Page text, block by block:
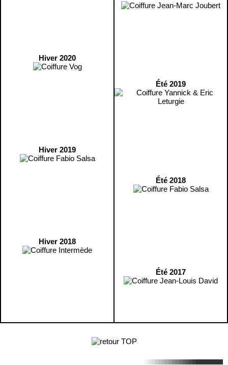
Hiver 2020
Hiver 2019
Hiver 2018
Été 2019
Été 2018
Été 2017